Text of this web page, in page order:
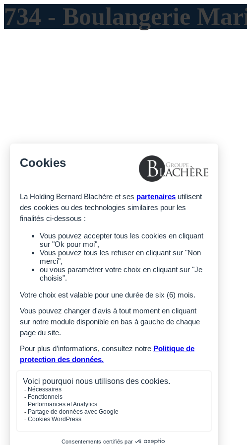
734 - Boulangerie